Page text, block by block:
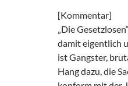
[Kommentar]
„Die
damit eigentlich
ist Gangster,
Hang dazu, die